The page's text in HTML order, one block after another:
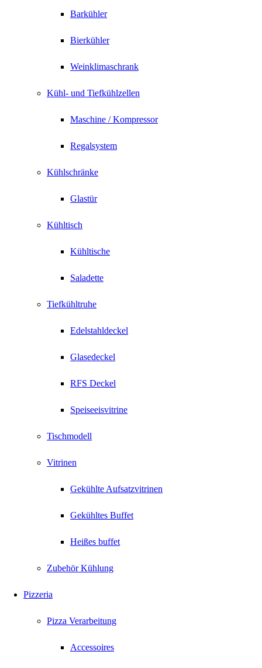
Barkühler
Bierkühler
Weinklimaschrank
Kühl- und Tiefkühlzellen
Maschine / Kompressor
Regalsystem
Kühlschränke
Glastür
Kühltisch
Kühltische
Saladette
Tiefkühltruhe
Edelstahldeckel
Glasedeckel
RFS Deckel
Speiseeisvitrine
Tischmodell
Vitrinen
Gekühlte Aufsatzvitrinen
Gekühltes Buffet
Heißes buffet
Zubehör Kühlung
Pizzeria
Pizza Verarbeitung
Accessoires